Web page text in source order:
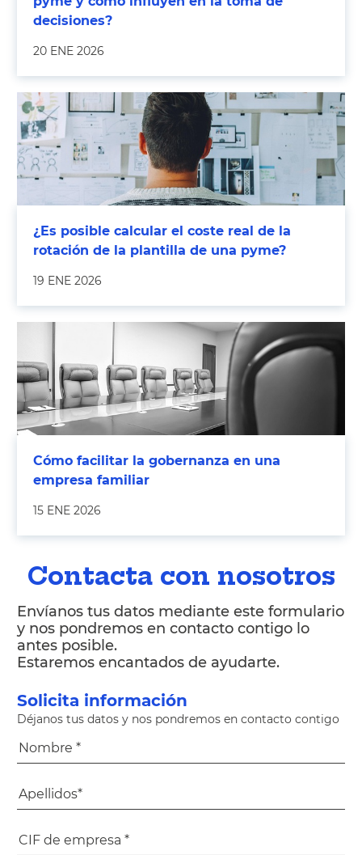
decisiones?
20 ENE 2026
¿Es posible calcular el coste real de la
rotación de la plantilla de una pyme?
19 ENE 2026
Cómo facilitar la gobernanza en una
empresa familiar
15 ENE 2026
Contacta con nosotros
Envíanos tus datos mediante este formulario
y nos pondremos en contacto contigo lo
antes posible.
Estaremos encantados de ayudarte.
Solicita información
Déjanos tus datos y nos pondremos en contacto contigo